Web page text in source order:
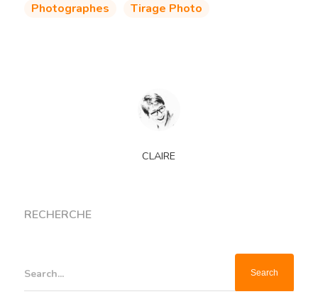
Photographes
Tirage Photo
CLAIRE
RECHERCHE
Search...